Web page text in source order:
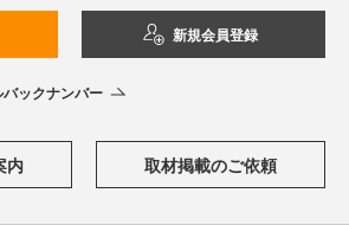
新規会員登録
バックナンバー
内 取材掲載のご依頼